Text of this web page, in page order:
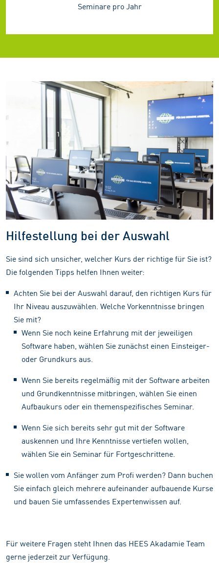
Seminare pro Jahr
Hilfestellung bei der Auswahl
Sie sind sich unsicher, welcher Kurs der richtige für Sie ist?
Die folgenden Tipps helfen Ihnen weiter:
Achten Sie bei der Auswahl darauf, den richtigen Kurs für
Ihr Niveau auszuwählen. Welche Vorkenntnisse bringen
Sie mit?
Wenn Sie noch keine Erfahrung mit der jeweiligen
Software haben, wählen Sie zunächst einen Einsteiger-
oder Grundkurs aus.
Wenn Sie bereits regelmäßig mit der Software arbeiten
und Grundkenntnisse mitbringen, wählen Sie einen
Aufbaukurs oder ein themenspezifisches Seminar.
Wenn Sie sich bereits sehr gut mit der Software
auskennen und Ihre Kenntnisse vertiefen wollen,
wählen Sie ein Seminar für Fortgeschrittene.
Sie wollen vom Anfänger zum Profi werden? Dann buchen
Sie einfach gleich mehrere aufeinander aufbauende Kurse
und bauen Sie umfassendes Expertenwissen auf.
Für weitere Fragen steht Ihnen das HEES Akadamie Team
gerne jederzeit zur Verfügung.